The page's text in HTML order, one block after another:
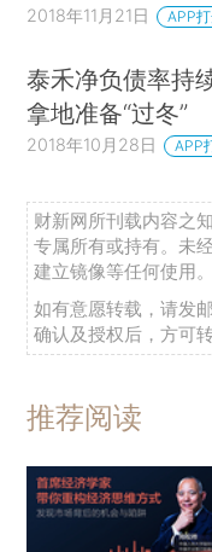
2018年11月21日 APP
泰禾净负债率持
拿地准备“过冬”
2018年10月28日 APP
财新网所刊载内容之
专属所有或持有。未
建立镜像等任何使用。
如有意愿转载，请发
确认及授权后，方可转
推荐阅读